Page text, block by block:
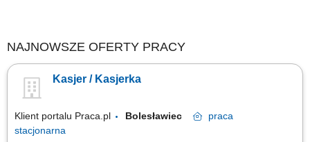
NAJNOWSZE OFERTY PRACY
Kasjer / Kasjerka
Klient portalu Praca.pl Bolesławiec
praca
stacjonarna